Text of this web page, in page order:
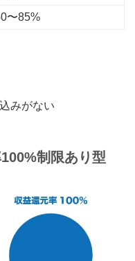
〜85%
みがない
制限あり型